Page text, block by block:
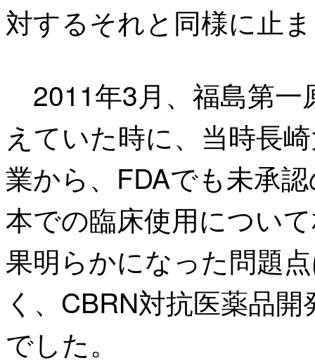
対するそれと同様に止
2011年3月、福島第一
えていた時に、当時長
業から、FDAでも未承
本での臨床使用につい
果明らかになった問題
く、CBRN対抗医薬品
でした。